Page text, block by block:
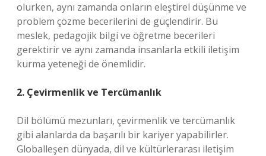
olurken, aynı zamanda onların eleştirel düşünme ve
problem çözme becerilerini de güçlendirir. Bu
meslek, pedagojik bilgi ve öğretme becerileri
gerektirir ve aynı zamanda insanlarla etkili iletişim
kurma yeteneği de önemlidir.
2. Çevirmenlik ve Tercümanlık
Dil bölümü mezunları, çevirmenlik ve tercümanlık
gibi alanlarda da başarılı bir kariyer yapabilirler.
Globalleşen dünyada, dil ve kültürlerarası iletişim